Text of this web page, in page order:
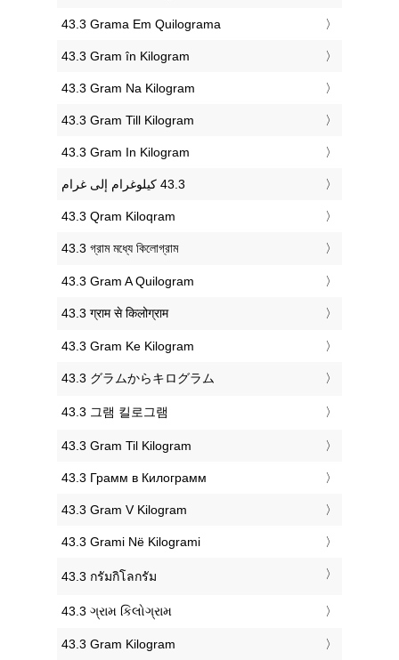
‎43.3 Grama Em Quilograma
‎43.3 Gram în Kilogram
‎43.3 Gram Na Kilogram
‎43.3 Gram Till Kilogram
‎43.3 Gram In Kilogram
‎43.3 Qram Kiloqram
‎43.3 গ্রাম মধ্যে কিলোগ্রাম
‎43.3 Gram A Quilogram
‎43.3 ग्राम से किलोग्राम
‎43.3 Gram Ke Kilogram
‎43.3 グラムからキログラム
‎43.3 그램 킬로그램
‎43.3 Gram Til Kilogram
‎43.3 Грамм в Килограмм
‎43.3 Gram V Kilogram
‎43.3 Grami Në Kilogrami
‎43.3 กรัมกิโลกรัม
‎43.3 ગ્રામ કિલોગ્રામ
‎43.3 Gram Kilogram